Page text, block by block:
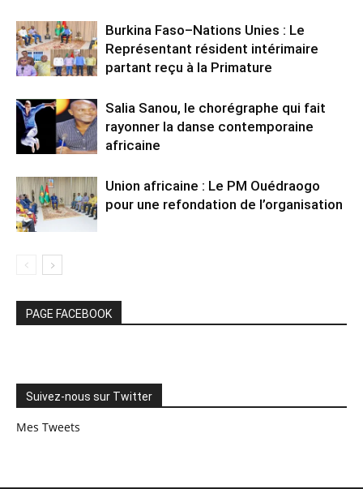
Burkina Faso–Nations Unies : Le
Représentant résident intérimaire
partant reçu à la Primature
Salia Sanou, le chorégraphe qui fait
rayonner la danse contemporaine
africaine
Union africaine : Le PM Ouédraogo
pour une refondation de l’organisation
PAGE FACEBOOK
Suivez-nous sur Twitter
Mes Tweets